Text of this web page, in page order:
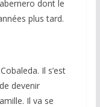
dont le
plus tard.
Il s’est
devenir
Il va se